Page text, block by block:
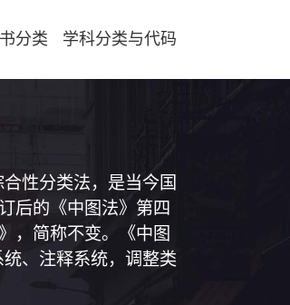
分类 学科分类与代码
性分类法，是当今国
后的《中图法》第四
，简称不变。《中图
、注释系统，调整类